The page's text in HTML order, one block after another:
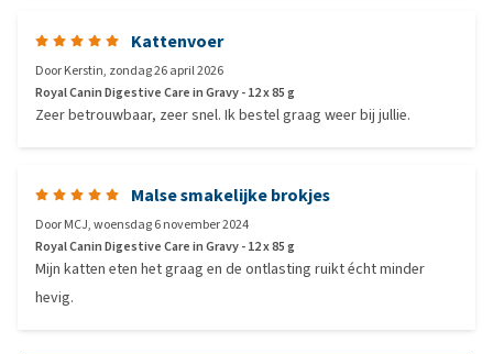
Kattenvoer
DoorKerstin, zondag 26 april 2026
Royal Canin Digestive Care in Gravy - 12 x 85 g
Zeer betrouwbaar, zeer snel. Ik bestel graag weer bij jullie.
Malse smakelijke brokjes
DoorMCJ,woensdag 6 november 2024
Royal Canin Digestive Care in Gravy - 12 x 85 g
Mijn katten eten het graag en de ontlasting ruikt écht minder
hevig.